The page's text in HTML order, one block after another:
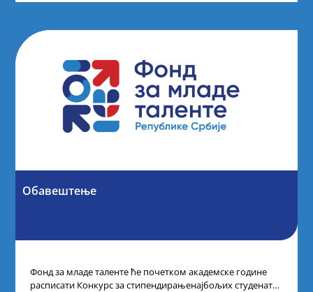
Обавештење
Фонд за младе таленте ће почетком академске године
расписати Конкурс за стипендирањенајбољих студената